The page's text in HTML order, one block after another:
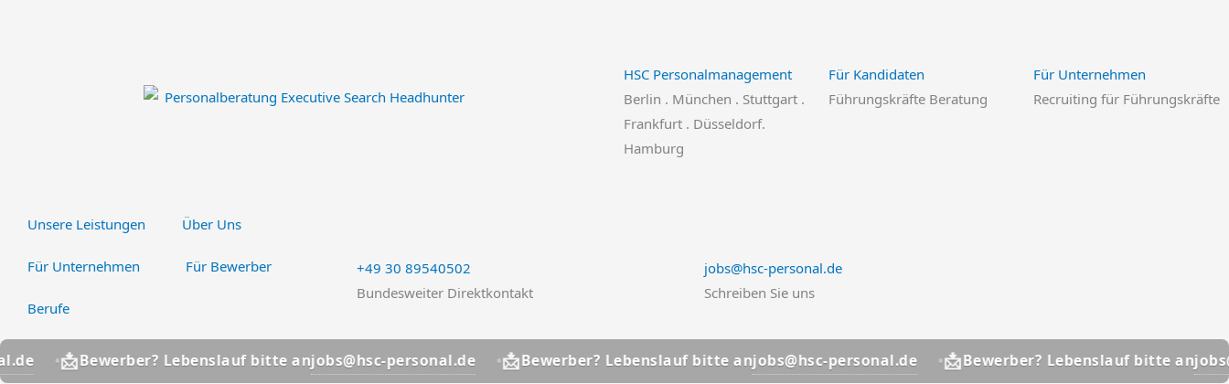
HSC Personalmanagement
Berlin . München . Stuttgart .
Frankfurt . Düsseldorf.
Hamburg
Für Kandidaten
Führungskräfte Beratung
Für Unternehmen
Recruiting für Führungskräfte
Unsere Leistungen Über Uns
Für Unternehmen Für Bewerber
Berufe
+49 30 89540502
Bundesweiter Direktkontakt
jobs@hsc-personal.de
Schreiben Sie uns
📩Bewerber? Lebenslauf bitte anjobs@hsc-personal.de 📩Bewerber? Lebenslauf bitte anjobs@hsc-personal.de 📩Bewerber? Lebenslauf bitte anjobs@hsc-